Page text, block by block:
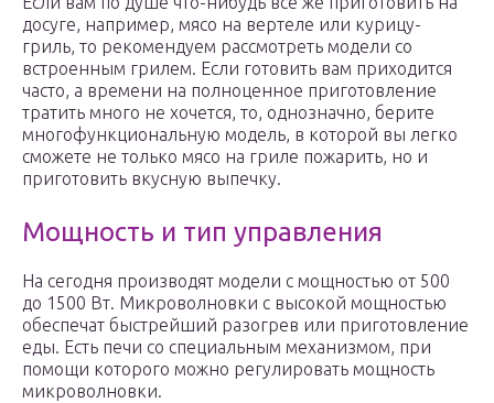
досуге, например, мясо на вертеле или курицу-
гриль, то рекомендуем рассмотреть модели со
встроенным грилем. Если готовить вам приходится
часто, а времени на полноценное приготовление
тратить много не хочется, то, однозначно, берите
многофункциональную модель, в которой вы легко
сможете не только мясо на гриле пожарить, но и
приготовить вкусную выпечку.
Мощность и тип управления
На сегодня производят модели с мощностью от 500
до 1500 Вт. Микроволновки с высокой мощностью
обеспечат быстрейший разогрев или приготовление
еды. Есть печи со специальным механизмом, при
помощи которого можно регулировать мощность
микроволновки.